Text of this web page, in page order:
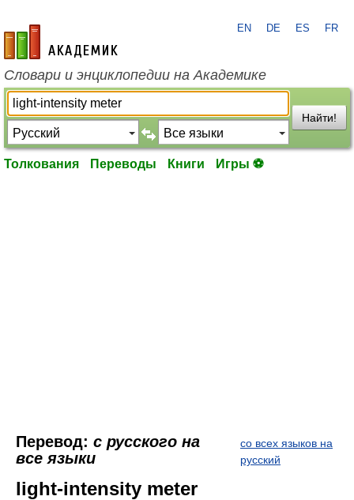
academic.ru
EN DE ES FR
Словари и энциклопедии на Академике
Найти!
Толкования Переводы Книги Игры ⚽
Перевод: с русского на
все языки
со всех языков на
русский
light-intensity meter